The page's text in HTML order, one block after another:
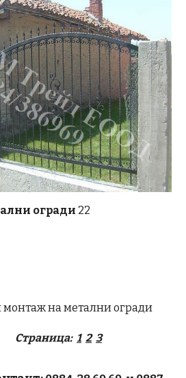
огради 22
монтаж на метални огради
1 2 3